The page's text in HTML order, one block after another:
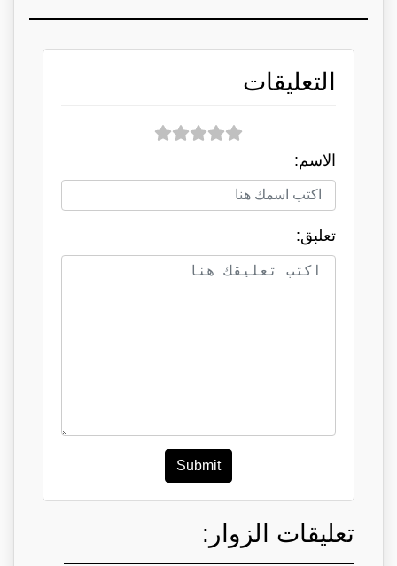
التعليقات
الاسم:
تعلبق:
Submit
تعليقات الزوار: